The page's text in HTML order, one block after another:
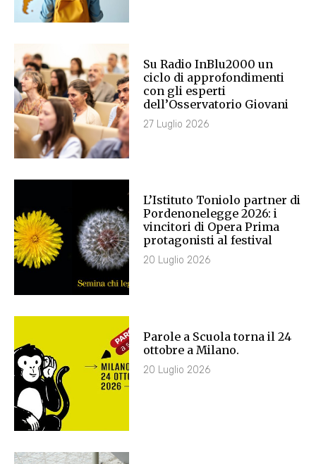
Su Radio InBlu2000 un
ciclo di approfondimenti
con gli esperti
dell’Osservatorio Giovani
27 Luglio 2026
L’Istituto Toniolo partner di
Pordenonelegge 2026: i
vincitori di Opera Prima
protagonisti al festival
20 Luglio 2026
Parole a Scuola torna il 24
ottobre a Milano.
20 Luglio 2026